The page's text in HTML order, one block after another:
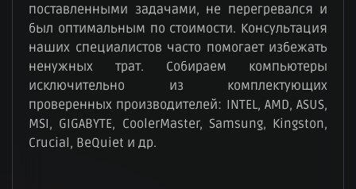
поставленными задачами, не перегревался и
был оптимальным по стоимости. Консультация
наших специалистов часто помогает избежать
ненужных трат. Собираем компьютеры
исключительно из комплектующих
проверенных производителей: INTEL, AMD, ASUS,
MSI, GIGABYTE, CoolerMaster, Samsung, Kingston,
Crucial, BeQuiet и др.